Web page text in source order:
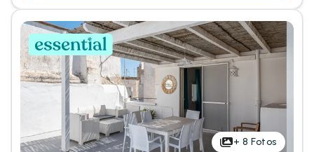
+ 8 Fotos